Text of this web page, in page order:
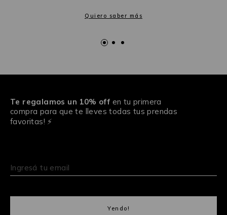
Quiero saber más
Te regalamos un 10% off en tu primera
compra para que te lleves todas tus prendas
favoritas! ⚡